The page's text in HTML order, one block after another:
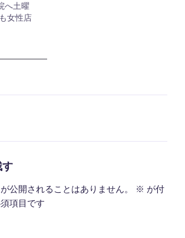
へ土曜
女性店
す
公開されることはありません。 ※ が付
項目です